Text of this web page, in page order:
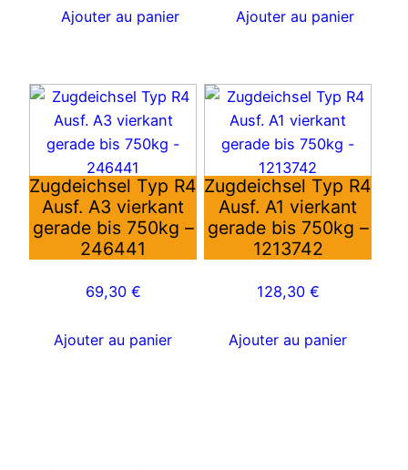
Ajouter au panier Ajouter au panier
Zugdeichsel Typ R4
Ausf. A3 vierkant
gerade bis 750kg –
246441
69,30 €
Ajouter au panier
Zugdeichsel Typ R4
Ausf. A1 vierkant
gerade bis 750kg –
1213742
128,30 €
Ajouter au panier